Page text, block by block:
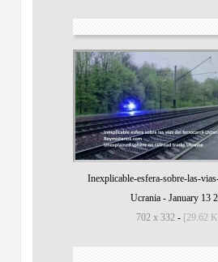
Inexplicable-esfera-sobre-las-
Ucrania - January 13
702 x 332 - [29.62